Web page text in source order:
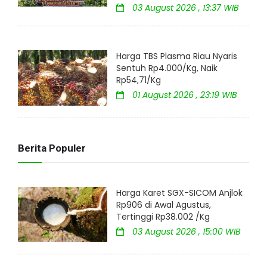
03 August 2026 , 13:37 WIB
Harga TBS Plasma Riau Nyaris
Sentuh Rp4.000/Kg, Naik
Rp54,71/Kg
01 August 2026 , 23:19 WIB
Berita Populer
Harga Karet SGX-SICOM Anjlok
Rp906 di Awal Agustus,
Tertinggi Rp38.002 /Kg
03 August 2026 , 15:00 WIB